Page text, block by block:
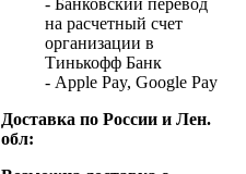
на расчетный счет
организации в
Тинькофф Банк
- Apple Pay, Google Pay
Доставка по России и Лен.
обл: